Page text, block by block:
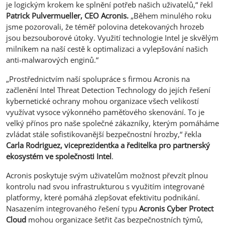
je logickým krokem ke splnění potřeb našich uživatelů,“ řekl
Patrick Pulvermueller, CEO Acronis. „Během minulého roku
jsme pozorovali, že téměř polovina detekovaných hrozeb
jsou bezsouborové útoky. Využití technologie Intel je skvělým
milníkem na naší cestě k optimalizaci a vylepšování našich
anti-malwarových enginů.“
„Prostřednictvím naší spolupráce s firmou Acronis na
začlenění Intel Threat Detection Technology do jejích řešení
kybernetické ochrany mohou organizace všech velikostí
využívat vysoce výkonného paměťového skenování. To je
velký přínos pro naše společné zákazníky, kterým pomáháme
zvládat stále sofistikovanější bezpečnostní hrozby,“ řekla
Carla Rodriguez, viceprezidentka a ředitelka pro partnerský
ekosystém ve společnosti Intel.
Acronis poskytuje svým uživatelům možnost převzít plnou
kontrolu nad svou infrastrukturou s využitím integrované
platformy, které pomáhá zlepšovat efektivitu podnikání.
Nasazením integrovaného řešení typu Acronis Cyber Protect
Cloud mohou organizace šetřit čas bezpečnostních týmů,